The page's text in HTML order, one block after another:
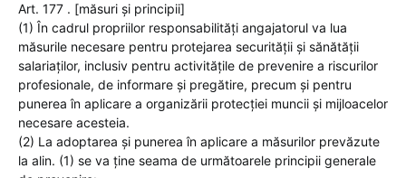
Art. 177 . [măsuri şi principii]
(1) În cadrul propriilor responsabilităţi angajatorul va lua
măsurile necesare pentru protejarea securităţii şi sănătăţii
salariaţilor, inclusiv pentru activităţile de prevenire a riscurilor
profesionale, de informare şi pregătire, precum şi pentru
punerea în aplicare a organizării protecţiei muncii şi mijloacelor
necesare acesteia.
(2) La adoptarea şi punerea în aplicare a măsurilor prevăzute
la alin. (1) se va ţine seama de următoarele principii generale